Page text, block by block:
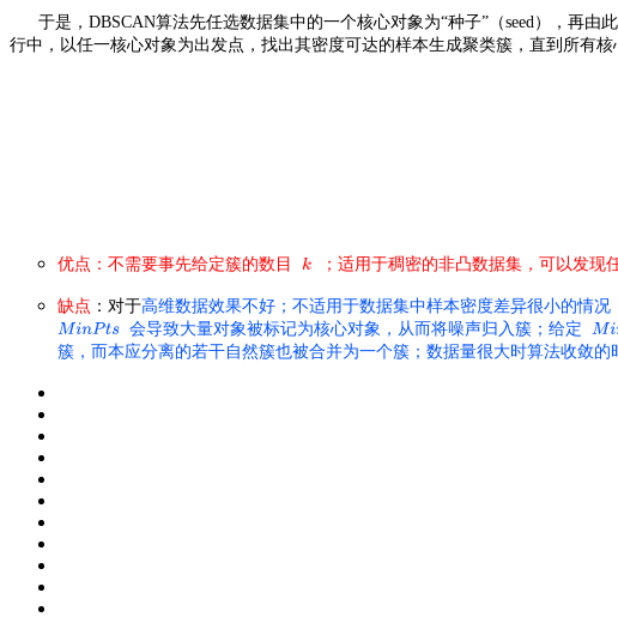
于是，DBSCAN算法先任选数据集中的一个核心对象为“种子”（seed），再由
行中，以任一核心对象为出发点，找出其密度可达的样本生成聚类簇，直到所有核
优点 ：不需要事先给定簇的数目 ；适用于稠密的非凸数据集，可以发现
缺点 ：对于高维数据效果不好；不适用于数据集中样本密度差异很小的情况
会导致大量对象被标记为核心对象，从而将噪声归入簇； 给定
簇，而本应分离的若干自然簇也被合并为一个簇； 数据量很大时算法收敛的